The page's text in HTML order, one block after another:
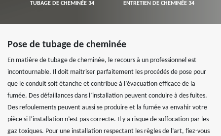
TUBAGE DE CHEMINÉE 34 ENTRETIEN DE CHEMINÉE 34
Pose de tubage de cheminée
En matière de tubage de cheminée, le recours à un professionnel est
incontournable. Il doit maitriser parfaitement les procédés de pose pour
que le conduit soit étanche et contribue à l’évacuation efficace de la
fumée. Des défaillances dans l’installation peuvent conduire à des fuites.
Des refoulements peuvent aussi se produire et la fumée va envahir votre
pièce si l’installation n’est pas correcte. Il y a risque de suffocation par les
gaz toxiques. Pour une installation respectant les règles de l’art, fiez-vous